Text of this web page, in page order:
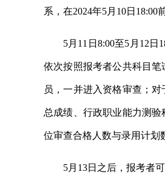
系，在2024年5月10日18:00
5月11日8:00至5月12
依次按照报考者公共科目
员，一并进入资格审查；
总成绩、行政职业能力测
位审查合格人数与录用计划
5月13日之后，报考者